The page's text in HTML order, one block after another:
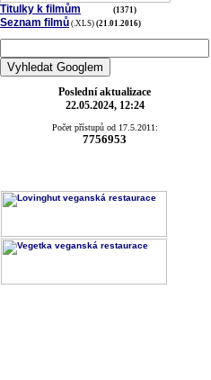
Titulky k filmům (1371)
Seznam filmů (.XLS) (21.01.2016)
Poslední aktualizace
22.05.2024, 12:24
Počet přístupů od 17.5.2011:
7756953